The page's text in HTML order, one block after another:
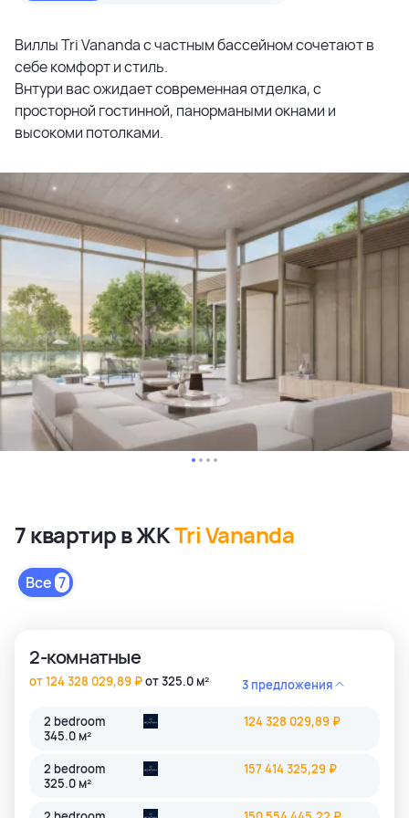
Виллы Tri Vananda с частным бассейном сочетают в
себе комфорт и стиль.
Внтури вас ожидает современная отделка, с
просторной гостинной, панормаными окнами и
высокоми потолками.
7 квартир в ЖКTri Vananda
Все 7
2-комнатные
от 325.0 м²
от 124 328 029,89 ₽ 3 предложения
2 bedroom
345.0 м²
124 328 029,89 ₽
2 bedroom
325.0 м²
157 414 325,29 ₽